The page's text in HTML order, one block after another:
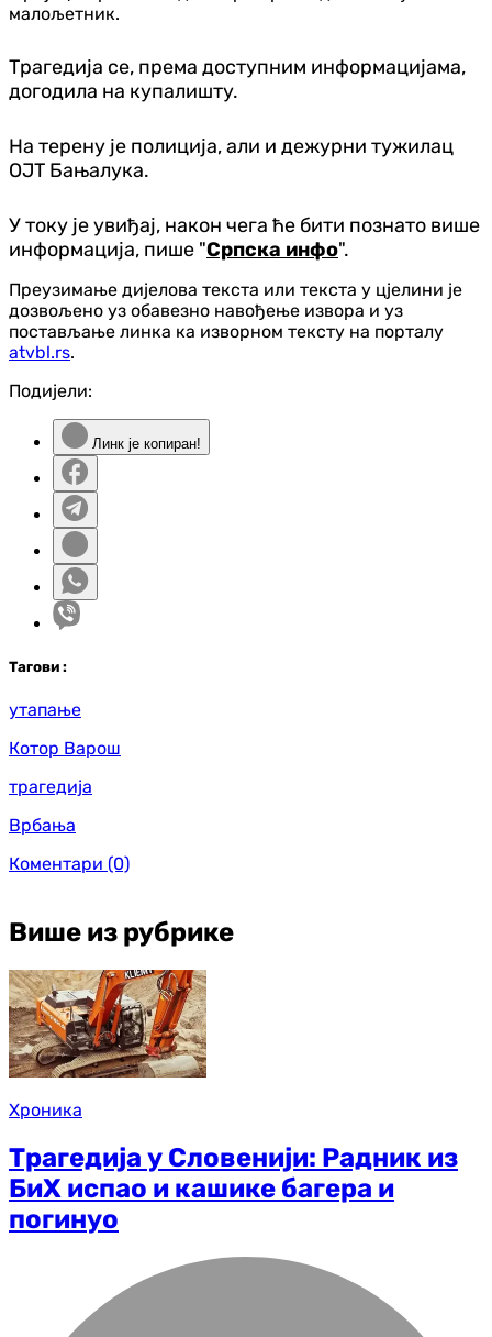
малољетник.
Трагедија се, према доступним информацијама,
догодила на купалишту.
На терену је полиција, али и дежурни тужилац
ОЈТ Бањалука.
У току је увиђај, након чега ће бити познато више
информација, пише "Српска инфо".
Преузимање дијелова текста или текста у цјелини је
дозвољено уз обавезно навођење извора и уз
постављање линка ка изворном тексту на порталу
atvbl.rs.
Подијели:
Линк је копиран!
Тагови :
утапање
Котор Варош
трагедија
Врбања
Коментари (0)
Више из рубрике
Хроника
Трагедија у Словенији: Радник из
БиХ испао и кашике багера и
погинуо